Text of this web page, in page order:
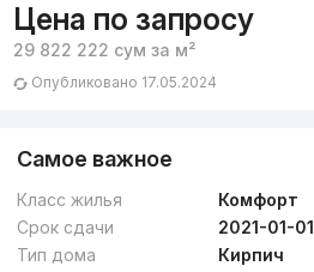
Цена по запросу
29 822 222 сум за м²
Опубликовано 17.05.2024
Самое важное
Класс жилья
Комфорт
Срок сдачи
2021-01-01
Тип дома
Кирпич